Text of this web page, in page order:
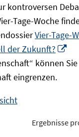
kontroversen
Tage-Woche
Vier-Tage-
der Zukunft?
können
eingrenzen.
Ergebnisse